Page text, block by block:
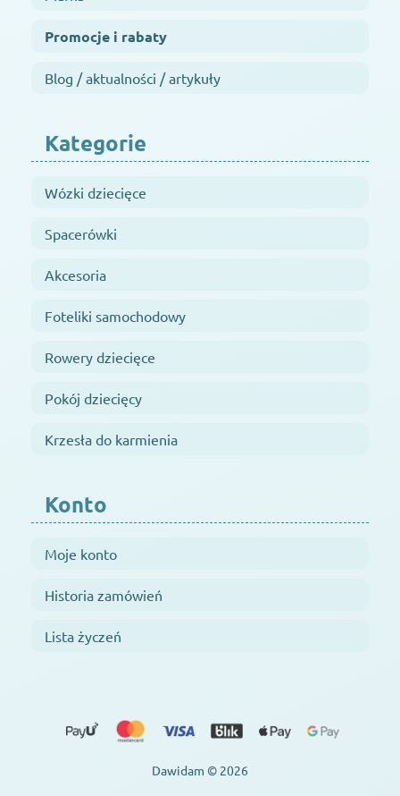
Promocje i rabaty
Blog / aktualności / artykuły
Kategorie
Wózki dziecięce
Spacerówki
Akcesoria
Foteliki samochodowy
Rowery dziecięce
Pokój dziecięcy
Krzesła do karmienia
Konto
Moje konto
Historia zamówień
Lista życzeń
Dawidam © 2026